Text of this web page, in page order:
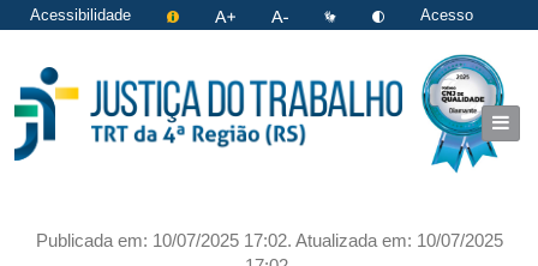
Acessibilidade
Acesso
Publicada em: 10/07/2025 17:02. Atualizada em: 10/07/2025